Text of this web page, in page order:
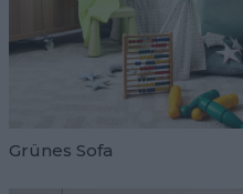
Grünes Sofa